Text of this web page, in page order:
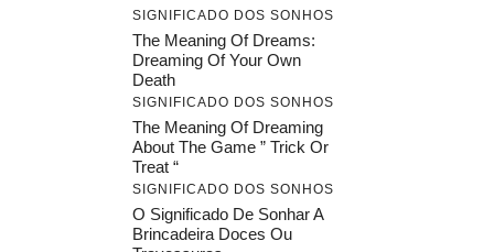
SIGNIFICADO DOS SONHOS
The Meaning Of Dreams:
Dreaming Of Your Own
Death
SIGNIFICADO DOS SONHOS
The Meaning Of Dreaming
About The Game ” Trick Or
Treat “
SIGNIFICADO DOS SONHOS
O Significado De Sonhar A
Brincadeira Doces Ou